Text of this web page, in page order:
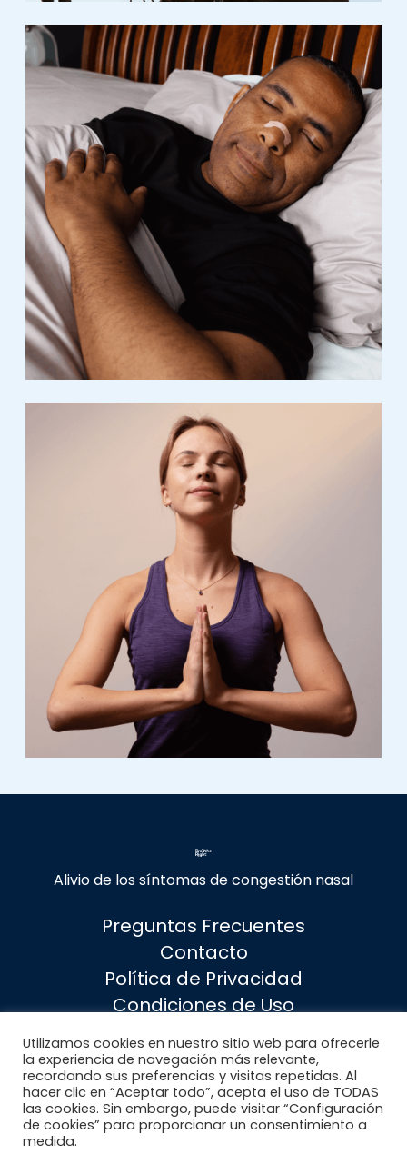
Alivio de los síntomas de congestión nasal
Preguntas Frecuentes
Contacto
Política de Privacidad
Condiciones de Uso
Política de cookies
Avios legal
Información de uso del producto
© 2026 Breathe Right Spain. Breathe Right.
Utilizamos cookies en nuestro sitio web para ofrecerle
la experiencia de navegación más relevante,
recordando sus preferencias y visitas repetidas. Al
hacer clic en “Aceptar todo”, acepta el uso de TODAS
las cookies. Sin embargo, puede visitar “Configuración
de cookies” para proporcionar un consentimiento a
medida.